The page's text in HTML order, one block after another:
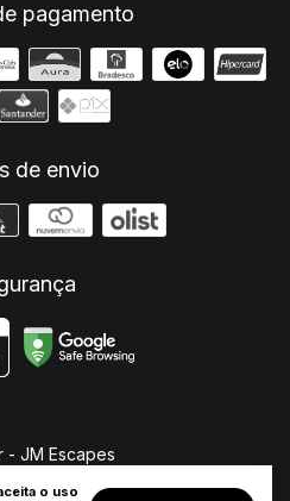
o uso
pagamento
de envio
- JM Escapes